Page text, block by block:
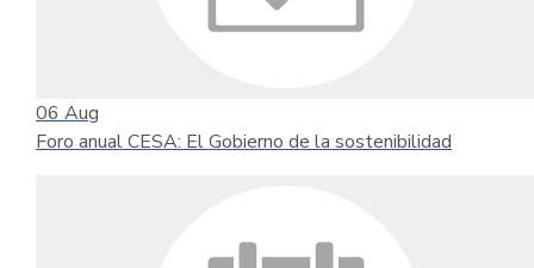
06 Aug
Foro anual CESA: El Gobierno de la sostenibilidad